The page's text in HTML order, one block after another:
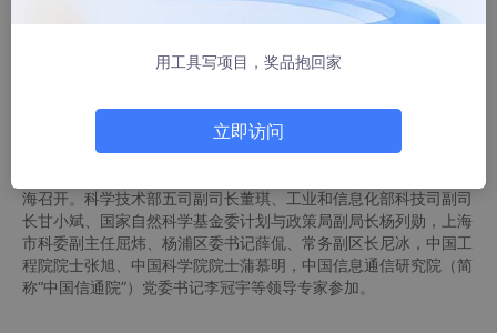
海召开。科学技术部五司副司长董琪、工业和信息化部科技司副司
长甘小斌、国家自然科学基金委计划与政策局副局长杨列勋，上海
市科委副主任屈炜、杨浦区委书记薛侃、常务副区长尼冰，中国工
程院院士张旭、中国科学院院士蒲慕明，中国信息通信研究院（简
称“中国信通院”）党委书记李冠宇等领导专家参加。
用工具写项目，奖品抱回家
立即访问